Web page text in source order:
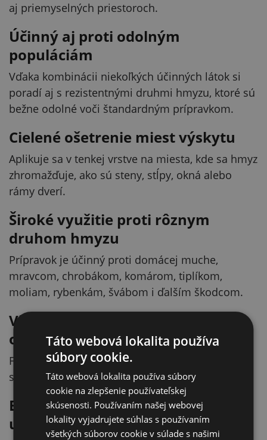
aj priemyselných priestoroch.
Účinný aj proti odolným
populáciám
Vďaka kombinácii niekoľkých účinných látok si
poradí aj s rezistentnými druhmi hmyzu, ktoré sú
bežne odolné voči štandardným prípravkom.
Cielené ošetrenie miest výskytu
Aplikuje sa v tenkej vrstve na miesta, kde sa hmyz
zhromažďuje, ako sú steny, stĺpy, okná alebo
rámy dverí.
Široké využitie proti rôznym
druhom hmyzu
Prípravok je účinný proti domácej muche,
mravcom, chrobákom, komárom, tiplíkom,
moliam, rybenkám, švábom i ďalším škodcom.
Vhodný pre chovy aj priemyselné
objekty
Fly Kill nájde využitie v stajniach, chovných
staniciach, skladoch aj priemyselných závodoch.
Bezpečné použitie a dôležité
upozornenia
Táto webová lokalita používa
súbory cookie.
Táto webová lokalita používa súbory
cookie na zlepšenie používateľskej
skúsenosti. Používaním našej webovej
lokality vyjadrujete súhlas s používaním
všetkých súborov cookie v súlade s našimi